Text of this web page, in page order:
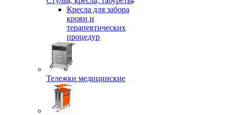
Кресла для забора
крови и
терапевтических
процедур
Тележки медицинские